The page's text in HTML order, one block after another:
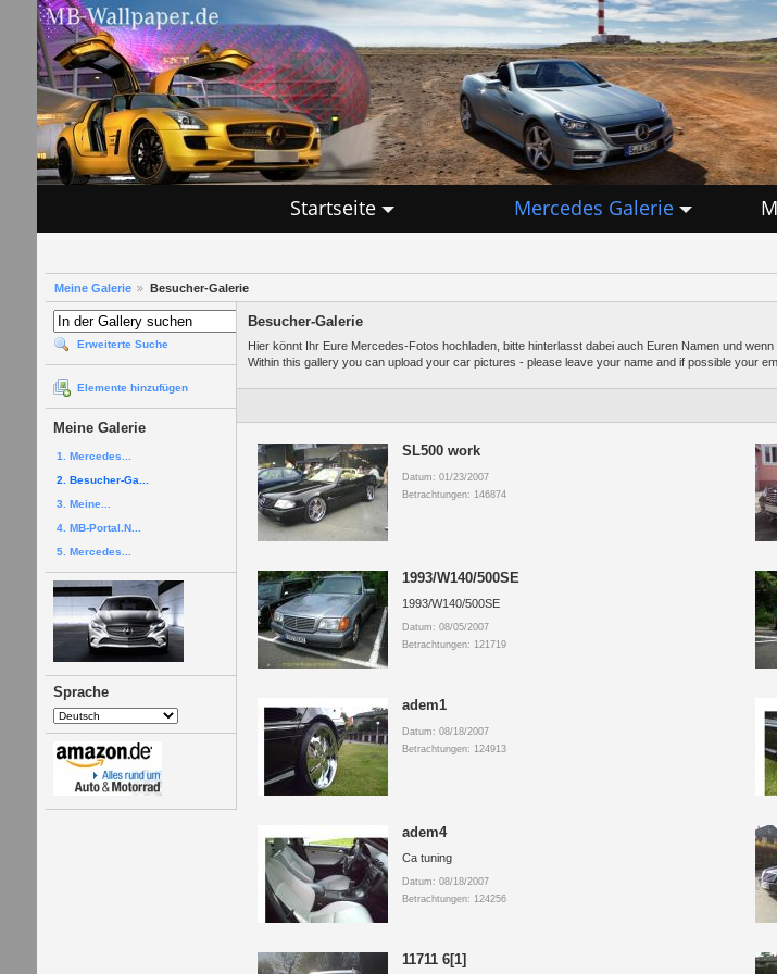
Startseite Mercedes Galerie
Meine Galerie Besucher-Galerie
Erweiterte Suche
Elemente hinzufügen
Meine Galerie
1. Mercedes...
2. Besucher-Ga...
3. Meine...
4. MB-Portal.N...
5. Mercedes...
Sprache
Besucher-Galerie
Hier könnt Ihr Eure Mercedes-Fotos hochladen, bitte hinterlasst dabei auch Euren Namen und
Within this gallery you can upload your car pictures - please leave your name and if possible your
SL500 work
Datum: 01/23/2007
Betrachtungen: 146874
1993/W140/500SE
1993/W140/500SE
Datum: 08/05/2007
Betrachtungen: 121719
adem1
Datum: 08/18/2007
Betrachtungen: 124913
adem4
Ca tuning
Datum: 08/18/2007
Betrachtungen: 124256
11711 6[1]